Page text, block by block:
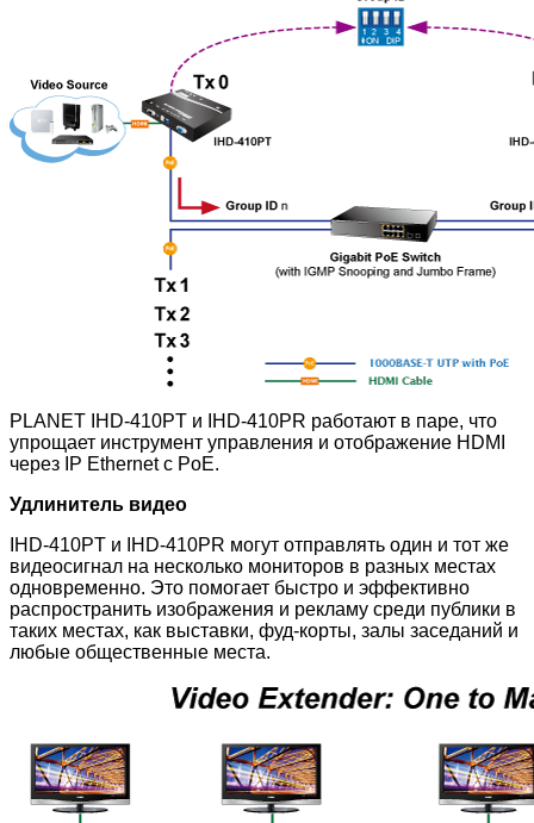
PLANET IHD-410PT и IHD-410PR работают в паре, что
упрощает инструмент управления и отображение HDMI
через IP Ethernet с PoE.
Удлинитель видео
IHD-410PT и IHD-410PR могут отправлять один и тот же
видеосигнал на несколько мониторов в разных местах
одновременно. Это помогает быстро и эффективно
распространить изображения и рекламу среди публики в
таких местах, как выставки, фуд-корты, залы заседаний и
любые общественные места.